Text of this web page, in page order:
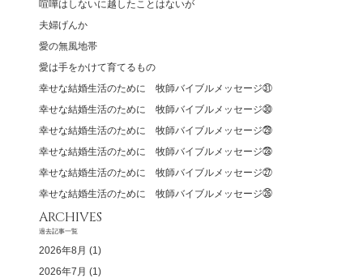
喧嘩はしないに越したことはないが
夫婦げんか
愛の無風地帯
愛は手をかけて育てるもの
幸せな結婚生活のために 牧師バイブルメッセージ㉛
幸せな結婚生活のために 牧師バイブルメッセージ㉚
幸せな結婚生活のために 牧師バイブルメッセージ㉙
幸せな結婚生活のために 牧師バイブルメッセージ㉘
幸せな結婚生活のために 牧師バイブルメッセージ㉗
幸せな結婚生活のために 牧師バイブルメッセージ㉖
ARCHIVES
過去記事一覧
2026年8月 (1)
2026年7月 (1)